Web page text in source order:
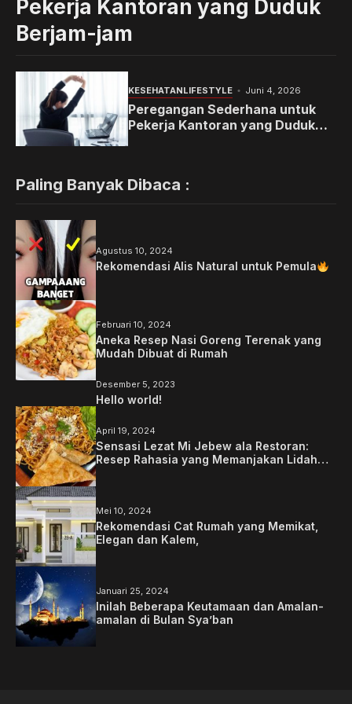
Pekerja Kantoran yang Duduk
Berjam-jam
KESEHATANLIFESTYLE Juni 4, 2026
Peregangan Sederhana untuk
Pekerja Kantoran yang Duduk
Paling Banyak Dibaca :
Agustus 10, 2024
Rekomendasi Alis Natural untuk Pemula
Februari 10, 2024
Aneka Resep Nasi Goreng Terenak yang
Mudah Dibuat di Rumah
Desember 5, 2023
Hello world!
April 19, 2024
Sensasi Lezat Mi Jebew ala Restoran:
Resep Rahasia yang Memanjakan Lidah
Mei 10, 2024
Rekomendasi Cat Rumah yang Memikat,
Elegan dan Kalem,
Januari 25, 2024
Inilah Beberapa Keutamaan dan Amalan-
amalan di Bulan Sya’ban